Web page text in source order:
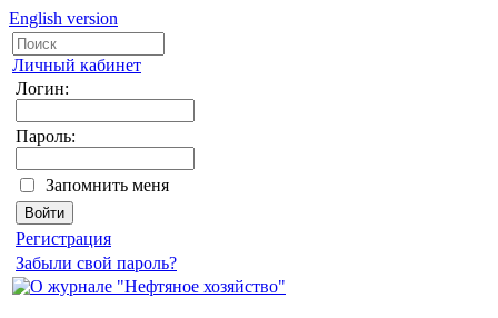
English version
Личный кабинет
Логин:
Пароль:
Запомнить меня
Регистрация
Забыли свой пароль?